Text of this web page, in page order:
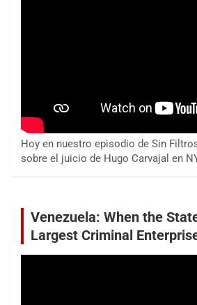
Hoy en nuestro episodio de Sin
sobre el juicio de Hugo Carvajal en
Venezuela: When the
Largest Criminal